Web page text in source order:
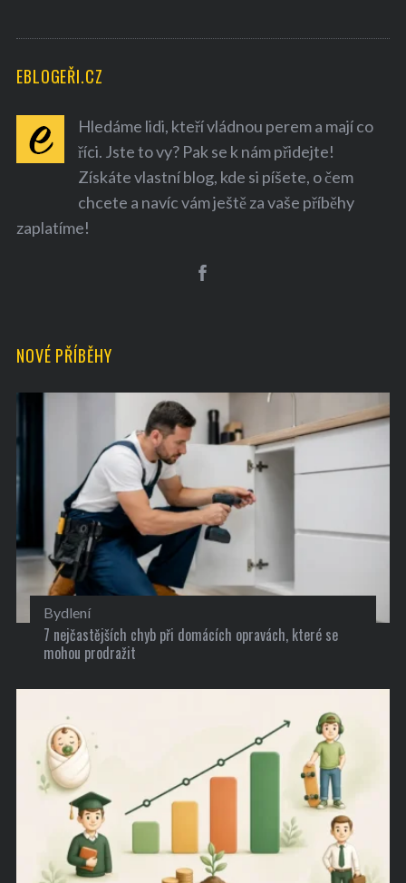
EBLOGEŘI.CZ
Hledáme lidi, kteří vládnou perem a mají co
říci. Jste to vy? Pak se k nám přidejte!
Získáte vlastní blog, kde si píšete, o čem
chcete a navíc vám ještě za vaše příběhy
zaplatíme!
NOVÉ PŘÍBĚHY
Bydlení
7 nejčastějších chyb při domácích opravách, které se
mohou prodražit